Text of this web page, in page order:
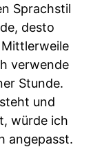
Sprachstil
desto
verwende
Stunde.
und
würde ich
angepasst.